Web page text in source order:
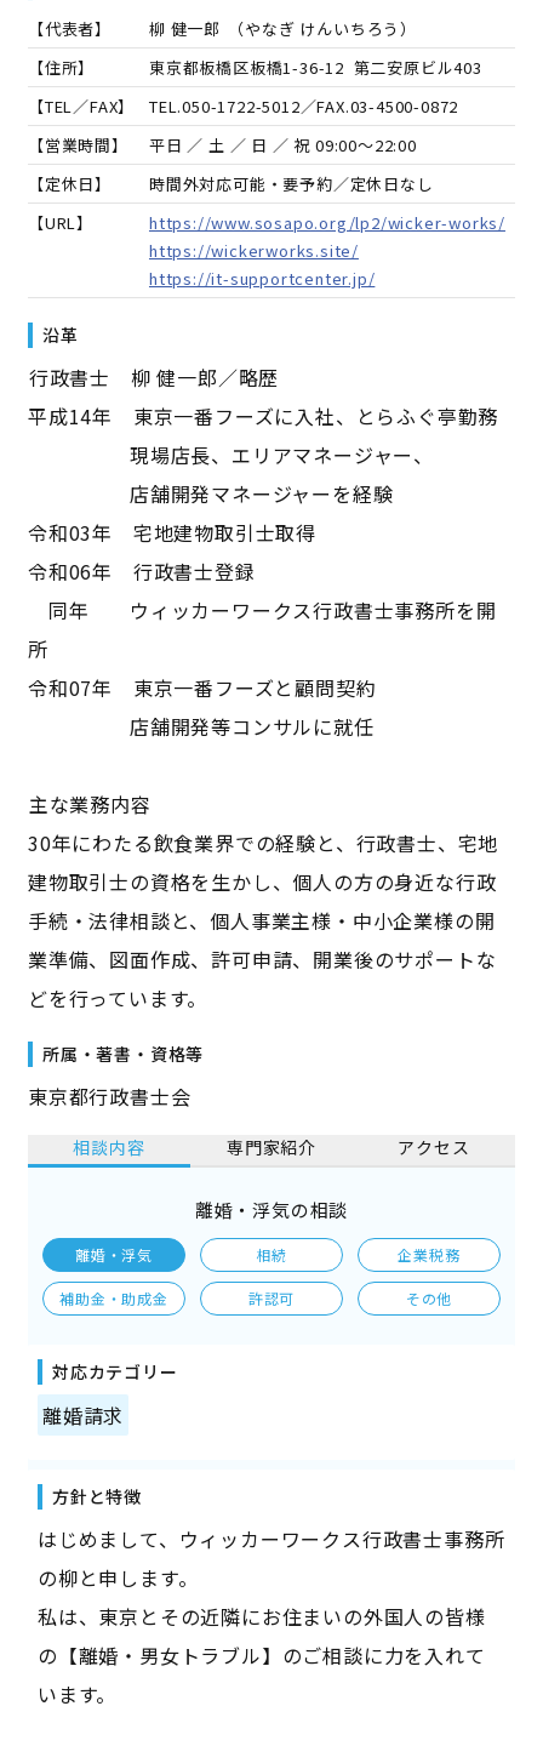
【代表者】 柳 健一郎 （やなぎ けんいちろう）
【住所】
東京都板橋区板橋1-36-12 第二安原ビル403
【TEL／FAX】
TEL.050-1722-5012／FAX.03-4500-0872
【営業時間】
平日 ／ 土 ／ 日 ／ 祝 09:00～22:00
【定休日】
時間外対応可能・要予約／定休日なし
【URL】
https://www.sosapo.org/lp2/wicker-works/
https://wickerworks.site/
https://it-supportcenter.jp/
沿革
――行政書士 柳 健一郎／略歴――
平成14年 東京一番フーズに入社、とらふぐ亭勤務
現場店長、エリアマネージャー、
店舗開発マネージャーを経験
令和03年 宅地建物取引士取得
令和06年 行政書士登録
同年 ウィッカーワークス行政書士事務所を開
所
令和07年 東京一番フーズと顧問契約
店舗開発等コンサルに就任
――主な業務内容――
30年にわたる飲食業界での経験と、行政書士、宅地
建物取引士の資格を生かし、個人の方の身近な行政
手続・法律相談と、個人事業主様・中小企業様の開
業準備、図面作成、許可申請、開業後のサポートな
どを行っています。
所属・著書・資格等
東京都行政書士会
相談内容 専門家紹介 アクセス
離婚・浮気の相談
離婚・浮気 相続 企業税務
補助金・助成金 許認可 その他
対応カテゴリー
離婚請求
方針と特徴
はじめまして、ウィッカーワークス行政書士事務所
の柳と申します。
私は、東京とその近隣にお住まいの外国人の皆様
の【離婚・男女トラブル】のご相談に力を入れて
います。